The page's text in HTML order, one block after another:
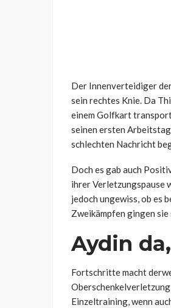
Der Innenverteidiger
sein rechtes Knie. Da
einem Golfkart
seinen ersten
schlechten Nachricht
Doch es gab auch
ihrer Verletzungspause
jedoch ungewiss, ob es
Zweikämpfen gingen
Aydin
Fortschritte macht
Einzeltraining, wenn